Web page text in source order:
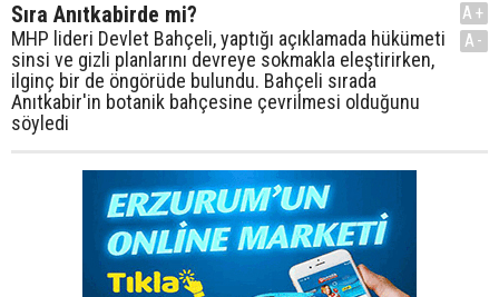
Sıra Anıtkabirde mi?
MHP lideri Devlet Bahçeli, yaptığı açıklamada hükümeti
sinsi ve gizli planlarını devreye sokmakla eleştirirken,
ilginç bir de öngörüde bulundu. Bahçeli sırada
Anıtkabir'in botanik bahçesine çevrilmesi olduğunu
söyledi
A+
A-